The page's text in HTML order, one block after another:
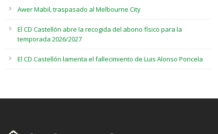
Awer Mabil, traspasado al Melbourne City
El CD Castellón abre la recogida del abono físico para la
temporada 2026/2027
El CD Castellón lamenta el fallecimiento de Luis Alonso Poncela